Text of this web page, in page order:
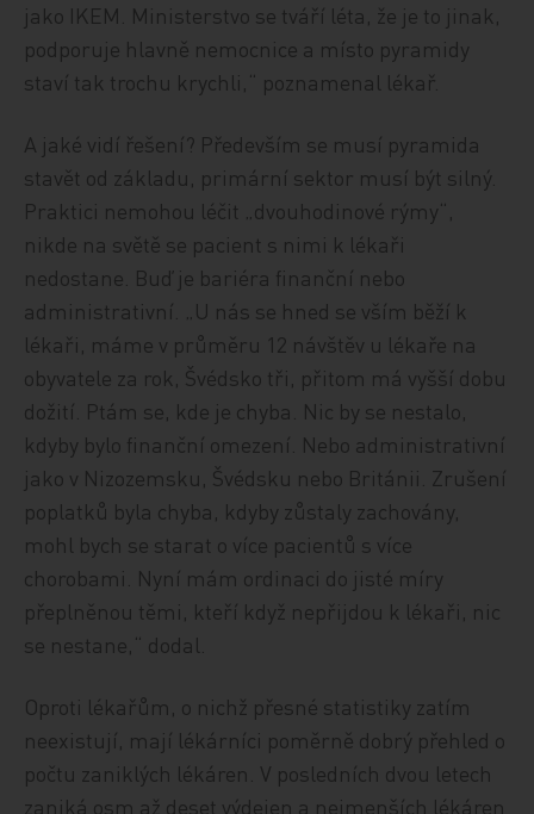
jako IKEM. Ministerstvo se tváří léta, že je to jinak,
podporuje hlavně nemocnice a místo pyramidy
staví tak trochu krychli,“ poznamenal lékař.
A jaké vidí řešení? Především se musí pyramida
stavět od základu, primární sektor musí být silný.
Praktici nemohou léčit „dvouhodinové rýmy“,
nikde na světě se pacient s nimi k lékaři
nedostane. Buď je bariéra finanční nebo
administrativní. „U nás se hned se vším běží k
lékaři, máme v průměru 12 návštěv u lékaře na
obyvatele za rok, Švédsko tři, přitom má vyšší dobu
dožití. Ptám se, kde je chyba. Nic by se nestalo,
kdyby bylo finanční omezení. Nebo administrativní
jako v Nizozemsku, Švédsku nebo Británii. Zrušení
poplatků byla chyba, kdyby zůstaly zachovány,
mohl bych se starat o více pacientů s více
chorobami. Nyní mám ordinaci do jisté míry
přeplněnou těmi, kteří když nepřijdou k lékaři, nic
se nestane,“ dodal.
Oproti lékařům, o nichž přesné statistiky zatím
neexistují, mají lékárníci poměrně dobrý přehled o
počtu zaniklých lékáren. V posledních dvou letech
zaniká osm až deset výdejen a nejmenších lékáren